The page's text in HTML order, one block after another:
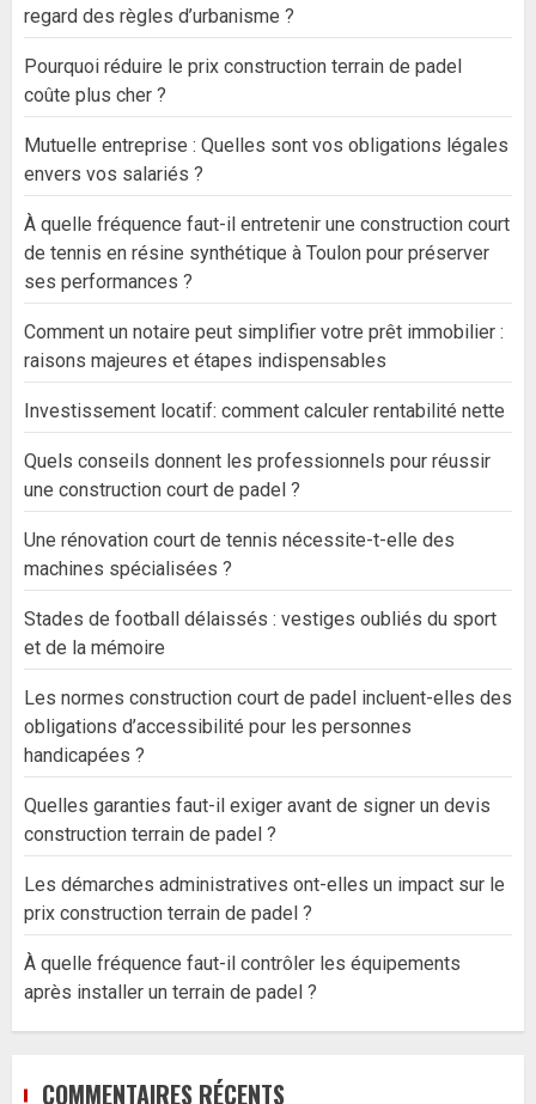
regard des règles d’urbanisme ?
Pourquoi réduire le prix construction terrain de padel
coûte plus cher ?
Mutuelle entreprise : Quelles sont vos obligations légales
envers vos salariés ?
À quelle fréquence faut-il entretenir une construction court
de tennis en résine synthétique à Toulon pour préserver
ses performances ?
Comment un notaire peut simplifier votre prêt immobilier :
raisons majeures et étapes indispensables
Investissement locatif: comment calculer rentabilité nette
Quels conseils donnent les professionnels pour réussir
une construction court de padel ?
Une rénovation court de tennis nécessite-t-elle des
machines spécialisées ?
Stades de football délaissés : vestiges oubliés du sport
et de la mémoire
Les normes construction court de padel incluent-elles des
obligations d’accessibilité pour les personnes
handicapées ?
Quelles garanties faut-il exiger avant de signer un devis
construction terrain de padel ?
Les démarches administratives ont-elles un impact sur le
prix construction terrain de padel ?
À quelle fréquence faut-il contrôler les équipements
après installer un terrain de padel ?
COMMENTAIRES RÉCENTS